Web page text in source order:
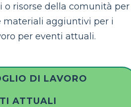
o risorse della comunità per
materiali aggiuntivi per i
per eventi attuali.
DI LAVORO
ATTUALI